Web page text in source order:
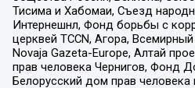
Тисима и Хабомаи, Съезд
Интернешнл, Фонд борьбы с
церквей TCCN, Агора,
Novaja Gazeta-Europe, Алтай
прав человека Чернигов, Фонд
Белорусский дом прав